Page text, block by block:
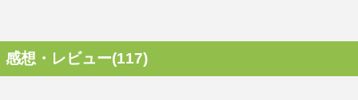
感想・レビュー(117)